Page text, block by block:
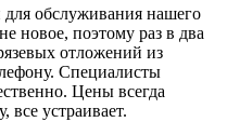
обслуживания нашего
новое, поэтому раз в два
отложений из
Специалисты
Цены всегда
все устраивает.